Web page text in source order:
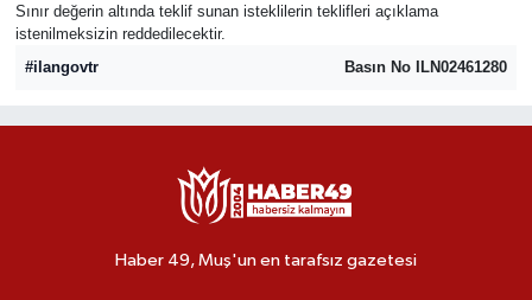
Sınır değerin altında teklif sunan isteklilerin teklifleri açıklama
istenilmeksizin reddedilecektir.
#ilangovtr
Basın No ILN02461280
Haber 49, Muş'un en tarafsız gazetesi